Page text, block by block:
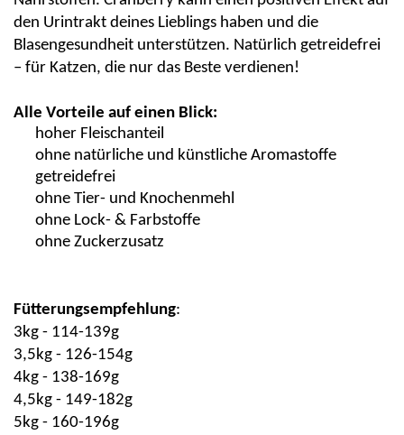
den Urintrakt deines Lieblings haben und die
Blasengesundheit unterstützen. Natürlich getreidefrei
– für Katzen, die nur das Beste verdienen!
Alle Vorteile auf einen Blick:
hoher Fleischanteil
ohne natürliche und künstliche Aromastoffe
getreidefrei
ohne Tier- und Knochenmehl
ohne Lock- & Farbstoffe
ohne Zuckerzusatz
Fütterungsempfehlung:
3kg - 114-139g
3,5kg - 126-154g
4kg - 138-169g
4,5kg - 149-182g
5kg - 160-196g